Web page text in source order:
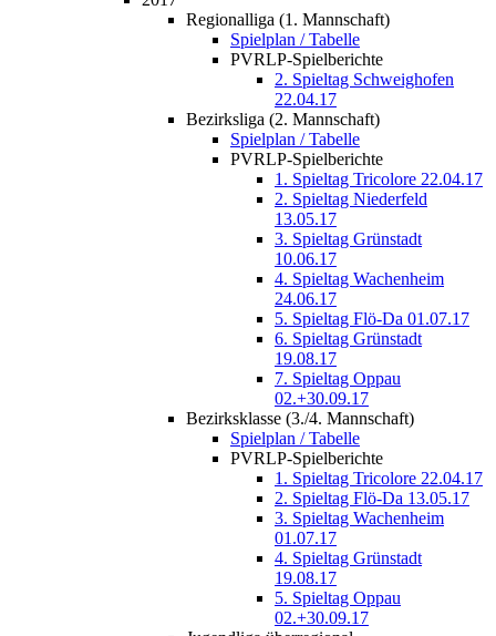
Regionalliga (1. Mannschaft)
Spielplan / Tabelle
PVRLP-Spielberichte
2. Spieltag Schweighofen
22.04.17
Bezirksliga (2. Mannschaft)
Spielplan / Tabelle
PVRLP-Spielberichte
1. Spieltag Tricolore 22.04.17
2. Spieltag Niederfeld
13.05.17
3. Spieltag Grünstadt
10.06.17
4. Spieltag Wachenheim
24.06.17
5. Spieltag Flö-Da 01.07.17
6. Spieltag Grünstadt
19.08.17
7. Spieltag Oppau
02.+30.09.17
Bezirksklasse (3./4. Mannschaft)
Spielplan / Tabelle
PVRLP-Spielberichte
1. Spieltag Tricolore 22.04.17
2. Spieltag Flö-Da 13.05.17
3. Spieltag Wachenheim
01.07.17
4. Spieltag Grünstadt
19.08.17
5. Spieltag Oppau
02.+30.09.17